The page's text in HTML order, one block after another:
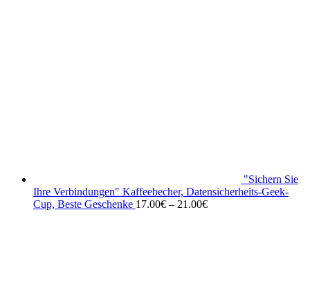
"Sichern Sie
Ihre Verbindungen" Kaffeebecher, Datensicherheits-Geek-
Cup, Beste Geschenke 17.00€ – 21.00€